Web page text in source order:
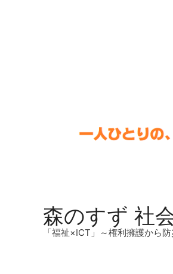
森のすず 社
「福祉×ICT」～権利擁護から